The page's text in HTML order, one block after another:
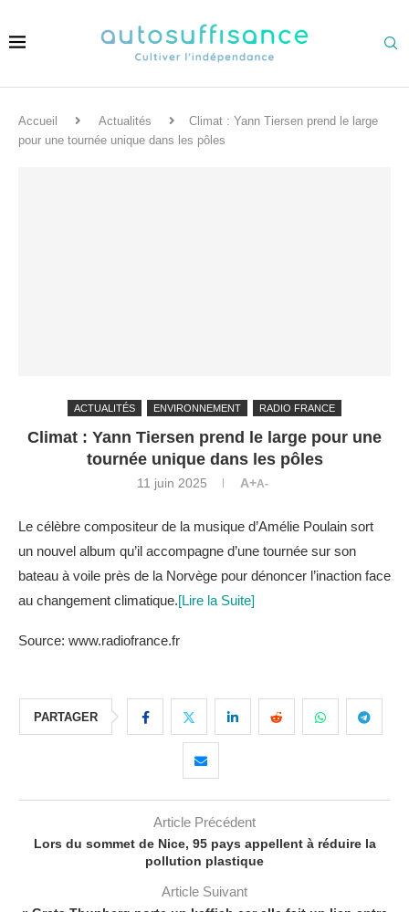
Accueil Actualités
Climat : Yann Tiersen prend le large
pour une tournée unique dans les pôles
ACTUALITÉS ENVIRONNEMENT RADIO FRANCE
Climat : Yann Tiersen prend le large pour une
tournée unique dans les pôles
11 juin 2025 A+A-
Le célèbre compositeur de la musique d’Amélie Poulain sort
un nouvel album qu’il accompagne d’une tournée sur son
bateau à voile près de la Norvège pour dénoncer l’inaction face
au changement climatique.[Lire la Suite]
Source: www.radiofrance.fr
PARTAGER
Article Précédent
Lors du sommet de Nice, 95 pays appellent à réduire la
pollution plastique
Article Suivant